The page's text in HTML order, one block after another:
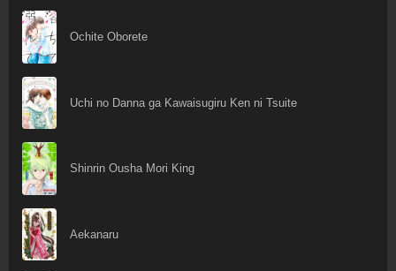
Ochite Oborete
Uchi no Danna ga Kawaisugiru Ken ni Tsuite
Shinrin Ousha Mori King
Aekanaru